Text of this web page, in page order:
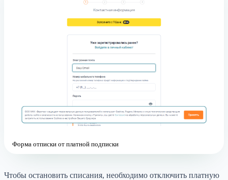
Форма отписки от платной подписки
Чтобы остановить списания, необходимо отключить платную